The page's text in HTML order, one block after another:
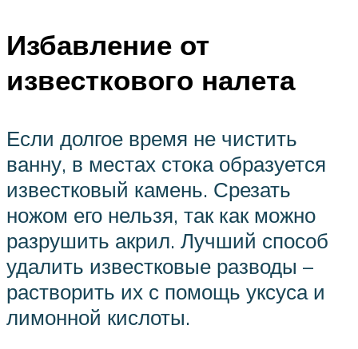
Избавление от
известкового налета
Если долгое время не чистить
ванну, в местах стока образуется
известковый камень. Срезать
ножом его нельзя, так как можно
разрушить акрил. Лучший способ
удалить известковые разводы –
растворить их с помощь уксуса и
лимонной кислоты.